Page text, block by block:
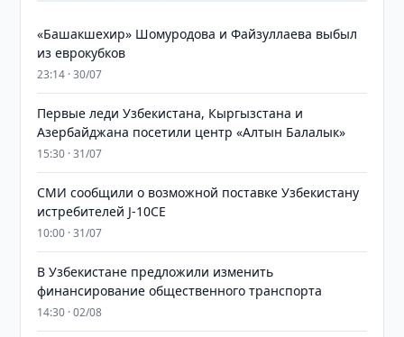
«Башакшехир» Шомуродова и Файзуллаева выбыл
из еврокубков
23:14 · 30/07
Первые леди Узбекистана, Кыргызстана и
Азербайджана посетили центр «Алтын Балалык»
15:30 · 31/07
СМИ сообщили о возможной поставке Узбекистану
истребителей J-10CE
10:00 · 31/07
В Узбекистане предложили изменить
финансирование общественного транспорта
14:30 · 02/08